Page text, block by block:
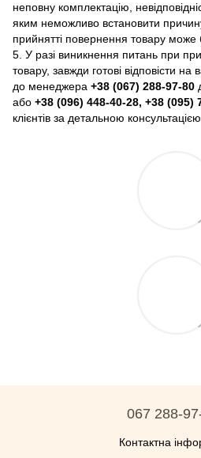
неповну комплектацію,
яким неможливо встановити
прийнятті повернення товару може
5. У разі виникнення питань при
товару, завжди готові відповісти
до менеджера +38 (067) 288-97-80
або +38 (096) 448-40-28, +38 (095)
клієнтів за детальною
067 288-
Контактна